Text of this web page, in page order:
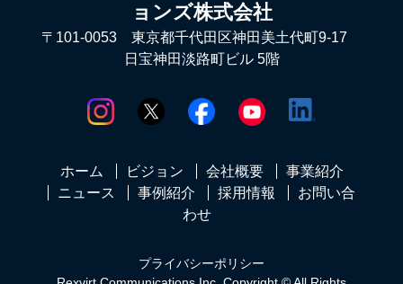
ョンズ株式会社
〒101-0053 東京都千代田区神田美土代町9-17
日宝神田淡路町ビル 5階
ホーム ビジョン 会社概要
事業紹介
ニュース
事例紹介 採用情報
お問い合
わせ
プライバシーポリシー